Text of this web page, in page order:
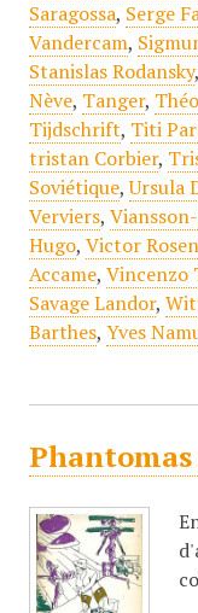
Saragossa, Serge
Vandercam,
Stanislas Rodansky,
Nève, Tanger,
Tijdschrift, Titi
tristan Corbier,
Soviétique,Ursula
Verviers,
Hugo, Victor
Accame, Vincenzo
Savage Landor,
Barthes, Yves